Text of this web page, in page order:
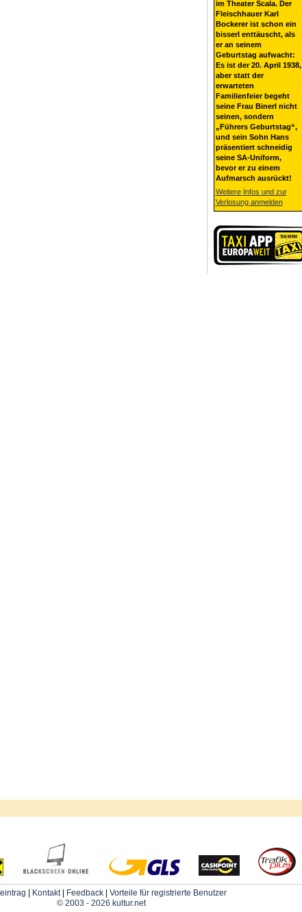
im Theater Scala. Der
Fleischhauer Karl
Bockerer ist schon ein
bisserl enttäuscht, als
er an seinem
Geburtstag aufwacht:
Es ist der 20. April 1938,
aber statt der
erwarteten
Familienfeier begeht
seine Frau Binerl nicht
seinen, sondern
„Führers Geburtstag“,
und sein Sohn Hans
präsentiert schneidig
seine SA-Uniform,
bevor er zu einem
Aufmarsch ausrückt!
Weitere Infos und zur
Verlosung anmelden
Kontakt| Feedback| Vorteile für registrierte Benutzer
© 2003 - 2026 kultur.net